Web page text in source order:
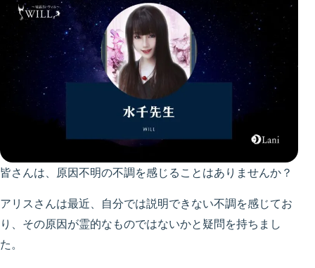
皆さんは、原因不明の不調を感じることはありませんか？
アリスさんは最近、自分では説明できない不調を感じてお
り、その原因が霊的なものではないかと疑問を持ちまし
た。